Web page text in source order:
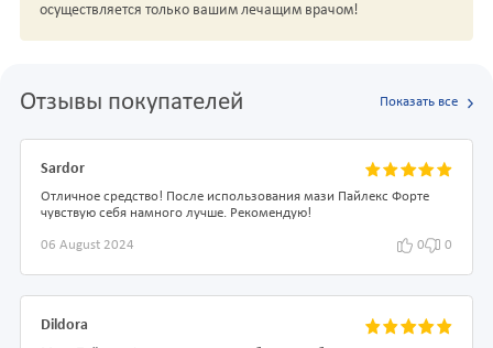
осуществляется только вашим лечащим врачом!
Отзывы покупателей Показать все
Sardor
Отличное средство! После использования мази Пайлекс Форте
чувствую себя намного лучше. Рекомендую!
06 August 2024 0 0
Dildora